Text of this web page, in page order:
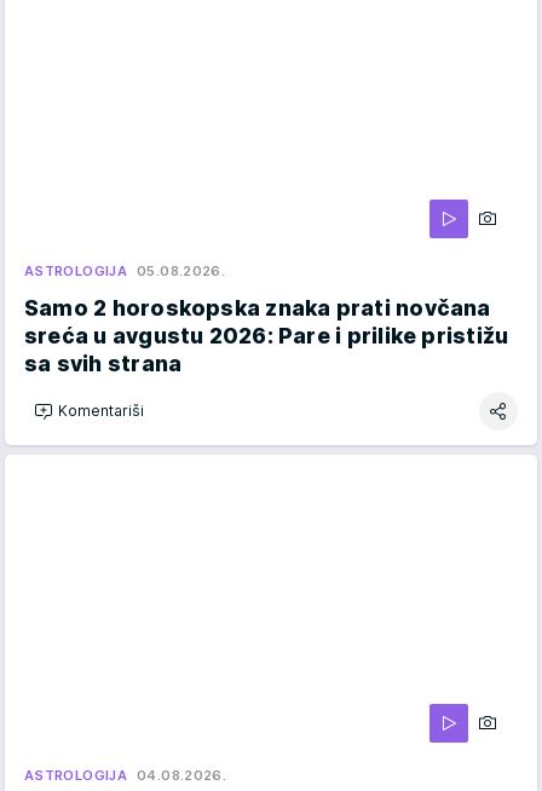
ASTROLOGIJA 05.08.2026.
Samo 2 horoskopska znaka prati novčana
sreća u avgustu 2026: Pare i prilike pristižu
sa svih strana
Komentariši
ASTROLOGIJA 04.08.2026.